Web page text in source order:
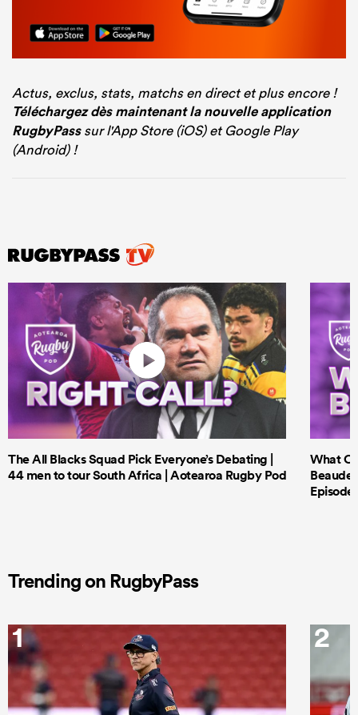
Actus, exclus, stats, matchs en direct et plus encore !
Téléchargez dès maintenant la nouvelle application
RugbyPasssur l'App Store (iOS) et Google Play
(Android) !
The All Blacks Squad Pick Everyone’s Debating |
44 men to tour South Africa | Aotearoa Rugby Pod
What
Episode
Trending on RugbyPass
1 2